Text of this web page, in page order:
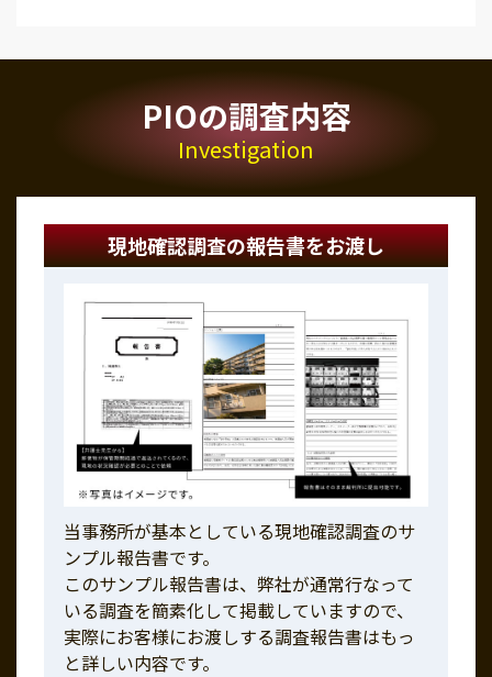
PIOの調査内容
Investigation
現地確認調査の報告書をお渡し
当事務所が基本としている現地確認調査のサ
ンプル報告書です。
このサンプル報告書は、弊社が通常行なって
いる調査を簡素化して掲載していますので、
実際にお客様にお渡しする調査報告書はもっ
と詳しい内容です。